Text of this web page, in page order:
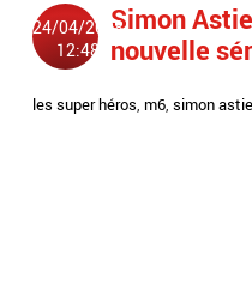
24/04/2008
12:48
Simon
nouvelle
les super héros,m6,simon